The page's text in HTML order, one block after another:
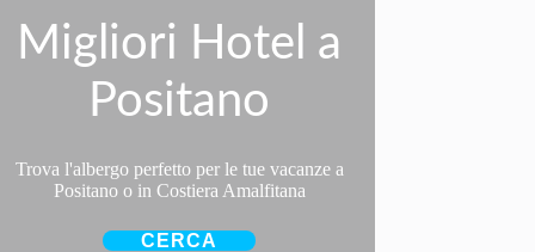
Migliori Hotel a
Positano
Trova l'albergo perfetto per le tue vacanze a
Positano o in Costiera Amalfitana
CERCA